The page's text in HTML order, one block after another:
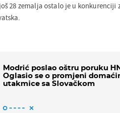
28 zemalja ostalo je u konkurenciji
Modrić poslao oštru poruku
Oglasio se o promjeni
utakmice sa Slovačkom